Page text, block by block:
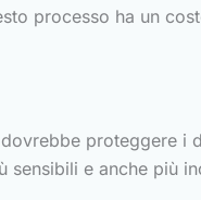
processo ha un
proteggere i
e anche più